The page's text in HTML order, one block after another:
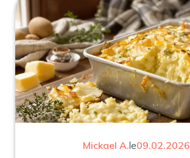
Mickael A.le09.02.2026